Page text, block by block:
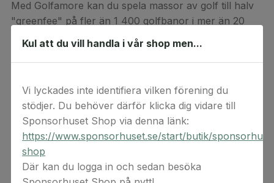
Med Golfamore kan du spela massor av golf till halv
"greenfee" på fler än 1 400 golfbanor i mer än 20
länder. Som Golfamore säger: Mer golf är bättre än
Relaterade produkter
Kul att du vill handla i vår shop men...
Vi lyckades inte identifiera vilken förening du
stödjer. Du behöver därför klicka dig vidare till
Sponsorhuset Shop via denna länk:
https://www.sponsorhuset.se/start/butik/
shop
Där kan du logga in och sedan besöka